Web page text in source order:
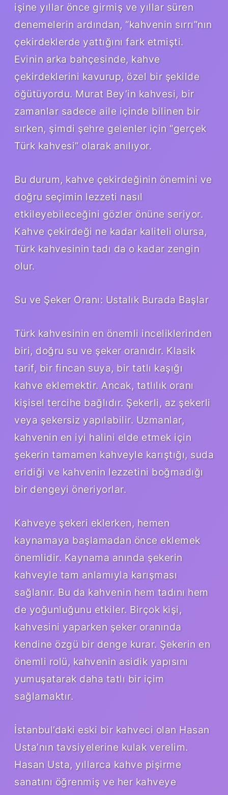
işine yıllar önce girmiş ve yıllar süren
denemelerin ardından, “kahvenin sırrı”nın
çekirdeklerde yattığını fark etmişti.
Evinin arka bahçesinde, kahve
çekirdeklerini kavurup, özel bir şekilde
öğütüyordu. Murat Bey’in kahvesi, bir
zamanlar sadece aile içinde bilinen bir
sırken, şimdi şehre gelenler için “gerçek
Türk kahvesi” olarak anılıyor.
Bu durum, kahve çekirdeğinin önemini ve
doğru seçimin lezzeti nasıl
etkileyebileceğini gözler önüne seriyor.
Kahve çekirdeği ne kadar kaliteli olursa,
Türk kahvesinin tadı da o kadar zengin
olur.
Su ve Şeker Oranı: Ustalık Burada Başlar
Türk kahvesinin en önemli inceliklerinden
biri, doğru su ve şeker oranıdır. Klasik
tarif, bir fincan suya, bir tatlı kaşığı
kahve eklemektir. Ancak, tatlılık oranı
kişisel tercihe bağlıdır. Şekerli, az şekerli
veya şekersiz yapılabilir. Uzmanlar,
kahvenin en iyi halini elde etmek için
şekerin tamamen kahveyle karıştığı, suda
eridiği ve kahvenin lezzetini boğmadığı
bir dengeyi öneriyorlar.
Kahveye şekeri eklerken, hemen
kaynamaya başlamadan önce eklemek
önemlidir. Kaynama anında şekerin
kahveyle tam anlamıyla karışması
sağlanır. Bu da kahvenin hem tadını hem
de yoğunluğunu etkiler. Birçok kişi,
kahvesini yaparken şeker oranında
kendine özgü bir denge kurar. Şekerin en
önemli rolü, kahvenin asidik yapısını
yumuşatarak daha tatlı bir içim
sağlamaktır.
İstanbul’daki eski bir kahveci olan Hasan
Usta’nın tavsiyelerine kulak verelim.
Hasan Usta, yıllarca kahve pişirme
sanatını öğrenmiş ve her kahveye